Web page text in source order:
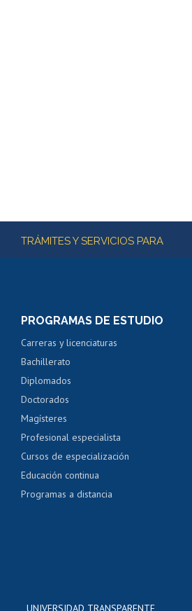
Más información
TRÁMITES Y SERVICIOS PARA
PROGRAMAS DE ESTUDIO
Carreras y licenciaturas
Bachillerato
Diplomados
Doctorados
Magísteres
Profesional especialista
Cursos de especialización
Educación continua
Programas a distancia
UNIVERSIDAD TRANSPARENTE